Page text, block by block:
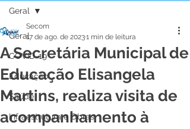
Geral
COVID-19
Educação
Saúde
Infraestrutura e Obras
Geral
A Secretária Municipal de
Educação Elisangela
Martins, realiza visita de
acompanhamento à
Secom
17 de ago. de 20231 min de leitura